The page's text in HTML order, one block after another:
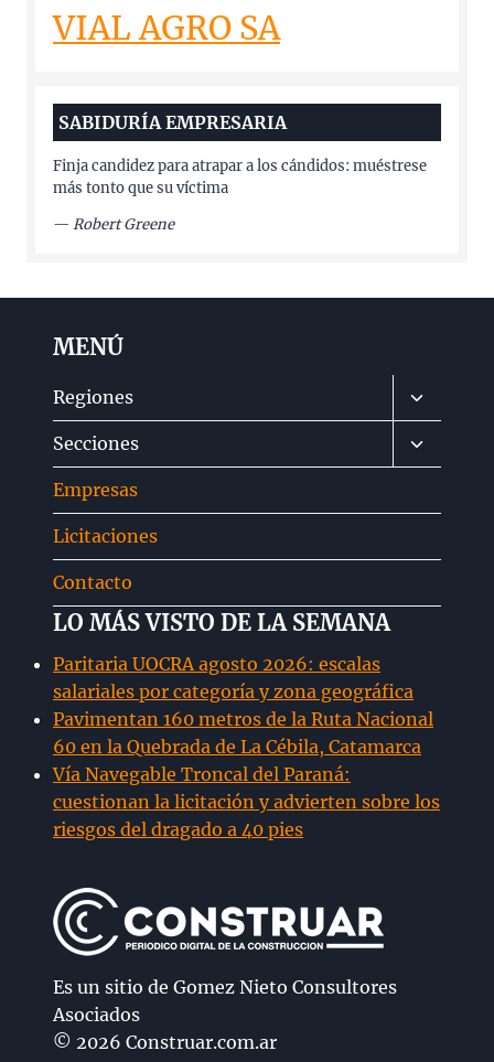
VIAL AGRO SA
SABIDURÍA EMPRESARIA
Finja candidez para atrapar a los cándidos: muéstrese
más tonto que su víctima
— Robert Greene
MENÚ
Regiones
Alternar
menú
hijo
Secciones
Alternar
menú
Empresas
Licitaciones
Contacto
LO MÁS VISTO DE LA SEMANA
Paritaria UOCRA agosto 2026: escalas
salariales por categoría y zona geográfica
Pavimentan 160 metros de la Ruta Nacional
60 en la Quebrada de La Cébila, Catamarca
Vía Navegable Troncal del Paraná:
cuestionan la licitación y advierten sobre los
riesgos del dragado a 40 pies
Es un sitio de Gomez Nieto Consultores
Asociados
© 2026 Construar.com.ar